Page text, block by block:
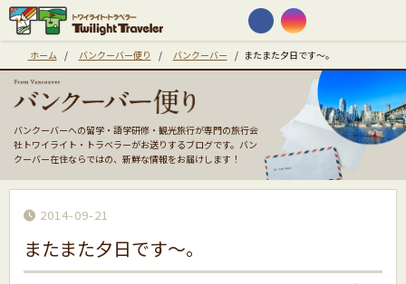
ホーム / バンクーバー便り / バンクーバー / またまた夕日です〜。
バンクーバーへの留学・語学研修・観光旅行が専門の旅行会
社トワイライト・トラベラーがお送りするブログです。バン
クーバー在住ならではの、新鮮な情報をお届けします！
2014-09-21
またまた夕日です〜。